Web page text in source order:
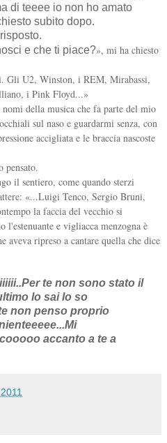
di teeee io non ho amato
subito dopo.
e che ti piace?», mi ha chiesto
Gli U2, Winston, i REM, Mirabassi,
i Pink Floyd...»
della musica che fa parte del mio
sul naso e guardarmi senza, con
accigliata e le braccia nascoste
pensato.
il sentiero, come quando sterzi
«...Luigi Tenco, Sergio Bruni,
la faccia del vecchio si
l'estenuante e vigliacca menzogna è
aveva ripreso a cantare quella che dice
te non sono stato il
lo sai lo so
non penso proprio
accanto a te a